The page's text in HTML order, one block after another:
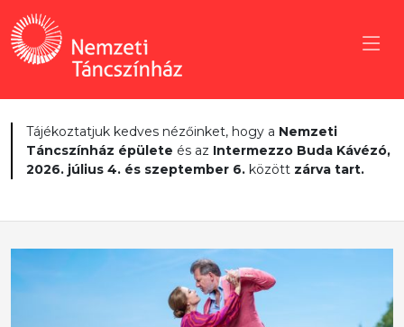
Tájékoztatjuk kedves nézőinket, hogy a Nemzeti
Táncszínház épülete és az Intermezzo Buda Kávézó,
2026. július 4. és szeptember 6. között zárva tart.